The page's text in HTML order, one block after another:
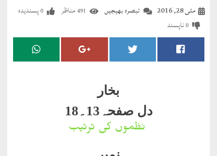
مضطرؔ
دستِ
تبصرہ بھیجیں مئی 28, 2016 491مناظر 0پسندیدہ
0ناپسند
بخار
دل صفحہ13۔18
نظموں کی ترتیب